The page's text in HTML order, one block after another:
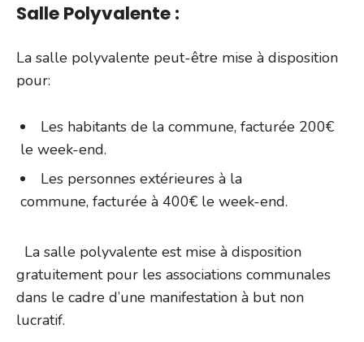
Salle Polyvalente :
La salle polyvalente peut-être mise à disposition
pour:
Les habitants de la commune, facturée 200€
le week-end.
Les personnes extérieures à la
commune, facturée à 400€ le week-end.
La salle polyvalente est mise à disposition
gratuitement pour les associations communales
dans le cadre d’une manifestation à but non
lucratif.